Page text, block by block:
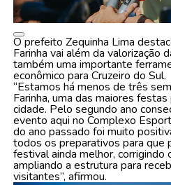
O prefeito Zequinha Lima
Farinha vai além da valorização
também uma importante
econômico para Cruzeiro do Sul.
“Estamos há menos de três
Farinha, uma das maiores
cidade. Pelo segundo ano
evento aqui no Complexo
do ano passado foi muito
todos os preparativos para que
festival ainda melhor, corrigindo
ampliando a estrutura para
visitantes”, afirmou.